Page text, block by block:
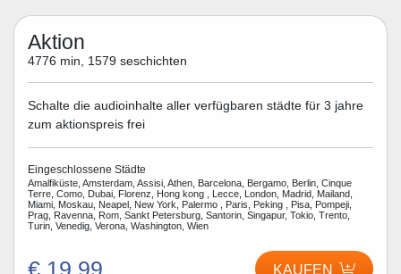
Aktion
4776 min, 1579 seschichten
Schalte die audioinhalte aller verfügbaren städte für 3 jahre
zum aktionspreis frei
Eingeschlossene Städte
Amalfiküste, Amsterdam, Assisi, Athen, Barcelona, Bergamo, Berlin, Cinque
Terre, Como, Dubai, Florenz, Hong kong , Lecce, London, Madrid, Mailand,
Miami, Moskau, Neapel, New York, Palermo , Paris, Peking , Pisa, Pompeji,
Prag, Ravenna, Rom, Sankt Petersburg, Santorin, Singapur, Tokio, Trento,
Turin, Venedig, Verona, Washington, Wien
€ 19,99 KAUFEN